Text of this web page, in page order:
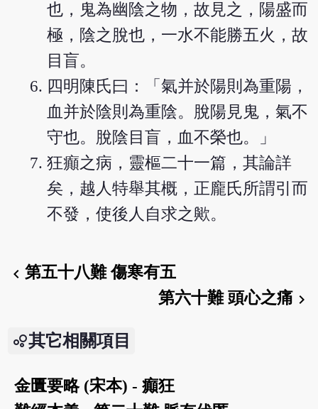
也，鬼為幽陰之物，故見之，陽盛而
極，陰之脫也，一水不能勝五火，故
目盲。
四明陳氏曰：「氣并於陽則為重陽，
血并於陰則為重陰。脫陽見鬼，氣不
守也。脫陰目盲，血不榮也。」
狂癲之病，靈樞二十一篇，其論詳
矣，越人特舉其概，正龐氏所謂引而
不發，使後人自求之歟。
chevron_left第五十八難 傷寒有五
第六十難 頭心之痛 chevron_right
其它相關項目
金匱要略 (宋本) - 癲狂